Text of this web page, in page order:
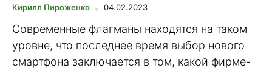
Кирилл Пироженко 04.02.2023
Современные флагманы находятся на таком
уровне, что последнее время выбор нового
смартфона заключается в том, какой фирме-